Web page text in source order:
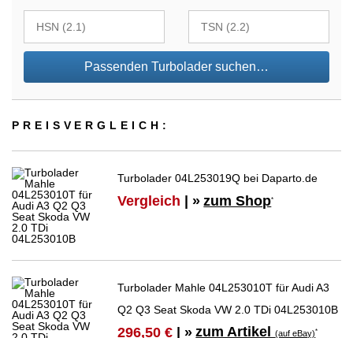
Passenden Turbolader suchen…
PREIS­VER­GLEICH:
Turbolader 04L253019Q bei Daparto.de
Vergleich | » zum Shop*
Turbolader Mahle 04L253010T für Audi A3
Q2 Q3 Seat Skoda VW 2.0 TDi 04L253010B
296,50 € | » zum Artikel(auf eBay)*